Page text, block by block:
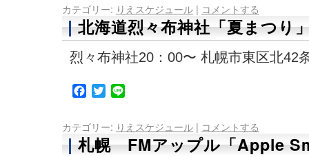
カテゴリー: りえスケジュール | コメントする
北海道烈々布神社「夏まつり
烈々布神社20：00〜 札幌市東区北42
Facebook
Twitter
カテゴリー: りえスケジュール | コメントする
札幌 FMアップル「Apple